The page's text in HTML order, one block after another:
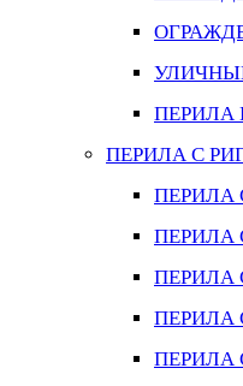
ПЕРИЛА
ПЕРИЛА С
ПЕРИЛА
ПЕРИЛА
ПЕРИЛА
ПЕРИЛА
ПЕРИЛА